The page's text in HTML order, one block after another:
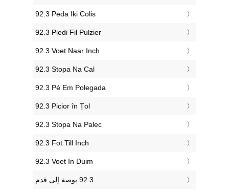
‎92.3 Pėda Iki Colis
‎92.3 Piedi Fil Pulzier
‎92.3 Voet Naar Inch
‎92.3 Stopa Na Cal
‎92.3 Pé Em Polegada
‎92.3 Picior în Țol
‎92.3 Stopa Na Palec
‎92.3 Fot Till Inch
‎92.3 Voet In Duim